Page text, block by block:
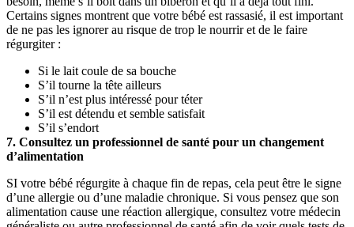
Certains signes montrent que votre bébé est rassasié, il est important
de ne pas les ignorer au risque de trop le nourrir et de le faire
régurgiter :
Si le lait coule de sa bouche
S’il tourne la tête ailleurs
S’il n’est plus intéressé pour téter
S’il est détendu et semble satisfait
S’il s’endort
7. Consultez un professionnel de santé pour un changement
d’alimentation
SI votre bébé régurgite à chaque fin de repas, cela peut être le signe
d’une allergie ou d’une maladie chronique. Si vous pensez que son
alimentation cause une réaction allergique, consultez votre médecin